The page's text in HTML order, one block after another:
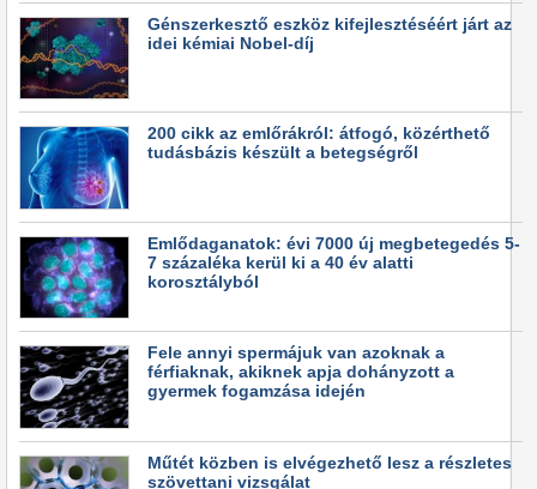
Génszerkesztő eszköz kifejlesztéséért járt az
idei kémiai Nobel-díj
200 cikk az emlőrákról: átfogó, közérthető
tudásbázis készült a betegségről
Emlődaganatok: évi 7000 új megbetegedés 5-
7 százaléka kerül ki a 40 év alatti
korosztályból
Fele annyi spermájuk van azoknak a
férfiaknak, akiknek apja dohányzott a
gyermek fogamzása idején
Műtét közben is elvégezhető lesz a részletes
szövettani vizsgálat